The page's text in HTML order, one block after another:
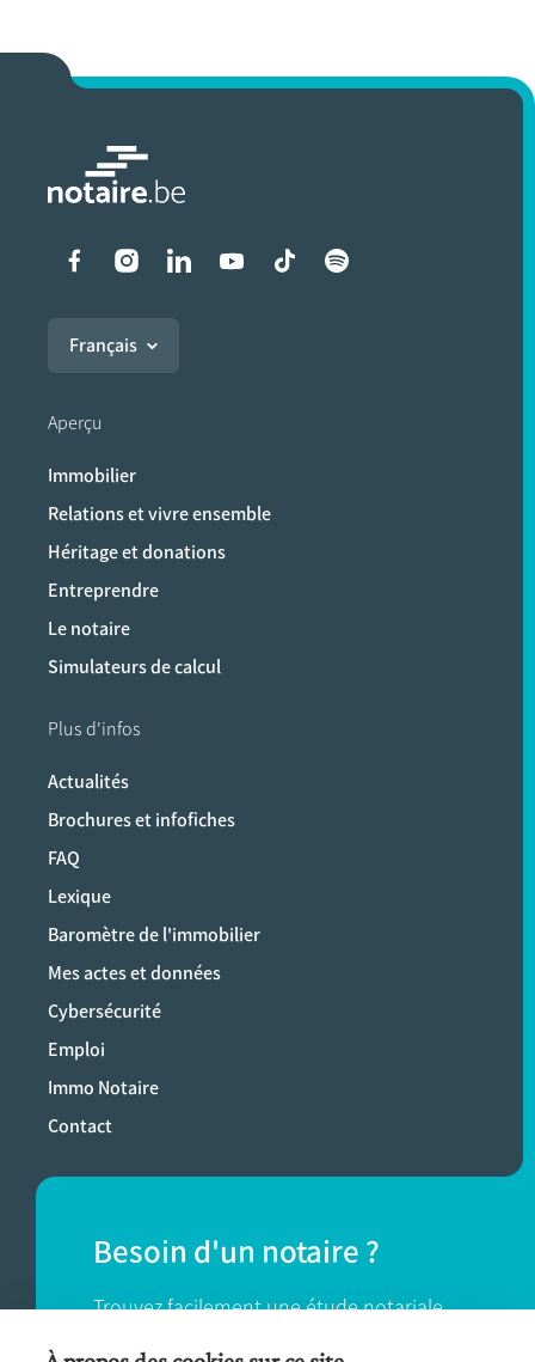
Liens vers les réseaux
Français
Aperçu
Immobilier
Relations et vivre ensemble
Héritage et donations
Entreprendre
Le notaire
Simulateurs de calcul
Plus d'infos
Actualités
Brochures et infofiches
FAQ
Lexique
Baromètre de l'immobilier
Mes actes et données
Cybersécurité
Emploi
Immo Notaire
Contact
Besoin d'un notaire ?
Trouvez facilement une étude notariale
près de chez vous.